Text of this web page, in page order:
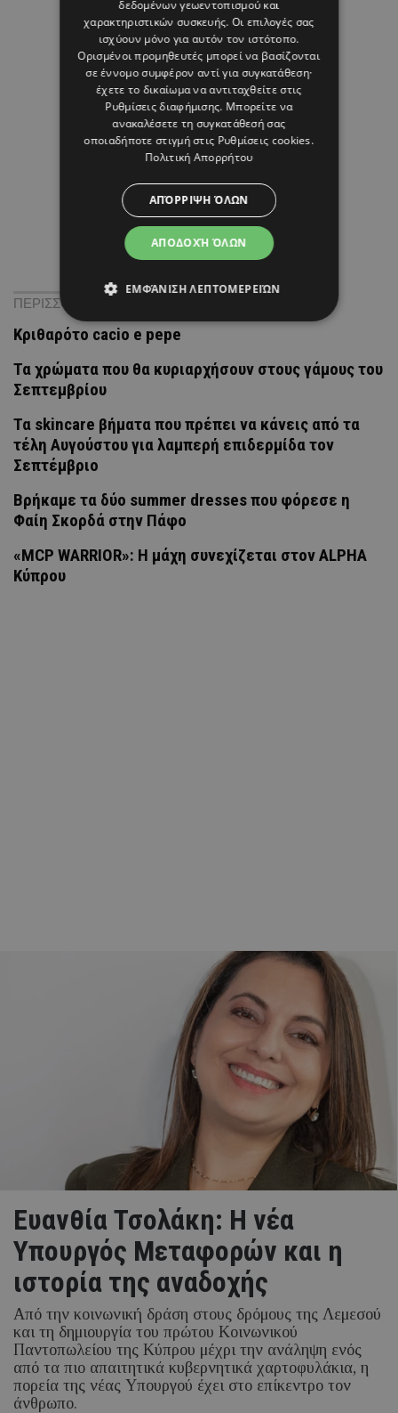
ΠΕΡΙΣΣΟΤΕΡΑ ΝΕΑ
Κριθαρότο cacio e pepe
Τα χρώματα που θα κυριαρχήσουν στους γάμους του
Σεπτεμβρίου
Τα skincare βήματα που πρέπει να κάνεις από τα
τέλη Αυγούστου για λαμπερή επιδερμίδα τον
Σεπτέμβριο
Βρήκαμε τα δύο summer dresses που φόρεσε η
Φαίη Σκορδά στην Πάφο
«MCP WARRIOR»: Η μάχη συνεχίζεται στον ALPHA
Κύπρου
Ευανθία Τσολάκη: Η νέα
Υπουργός Μεταφορών και η
ιστορία της αναδοχής
Από την κοινωνική δράση στους δρόμους της Λεμεσού
και τη δημιουργία του πρώτου Κοινωνικού
Παντοπωλείου της Κύπρου μέχρι την ανάληψη ενός
από τα πιο απαιτητικά κυβερνητικά χαρτοφυλάκια, η
πορεία της νέας Υπουργού έχει στο επίκεντρο τον
άνθρωπο.
δεδομένων γεωεντοπισμού και
χαρακτηριστικών συσκευής. Οι επιλογές σας
ισχύουν μόνο για αυτόν τον ιστότοπο.
Ορισμένοι προμηθευτές μπορεί να βασίζονται
σε έννομο συμφέρον αντί για συγκατάθεση·
έχετε το δικαίωμα να αντιταχθείτε στις
Ρυθμίσεις διαφήμισης. Μπορείτε να
ανακαλέσετε τη συγκατάθεσή σας
οποιαδήποτε στιγμή στις Ρυθμίσεις cookies.
Πολιτική Απορρήτου
ΑΠΟΔΟΧΉ ΌΛΩΝ
ΑΠΌΡΡΙΨΗ ΌΛΩΝ
ΕΜΦΆΝΙΣΗ ΛΕΠΤΟΜΕΡΕΙΏΝ